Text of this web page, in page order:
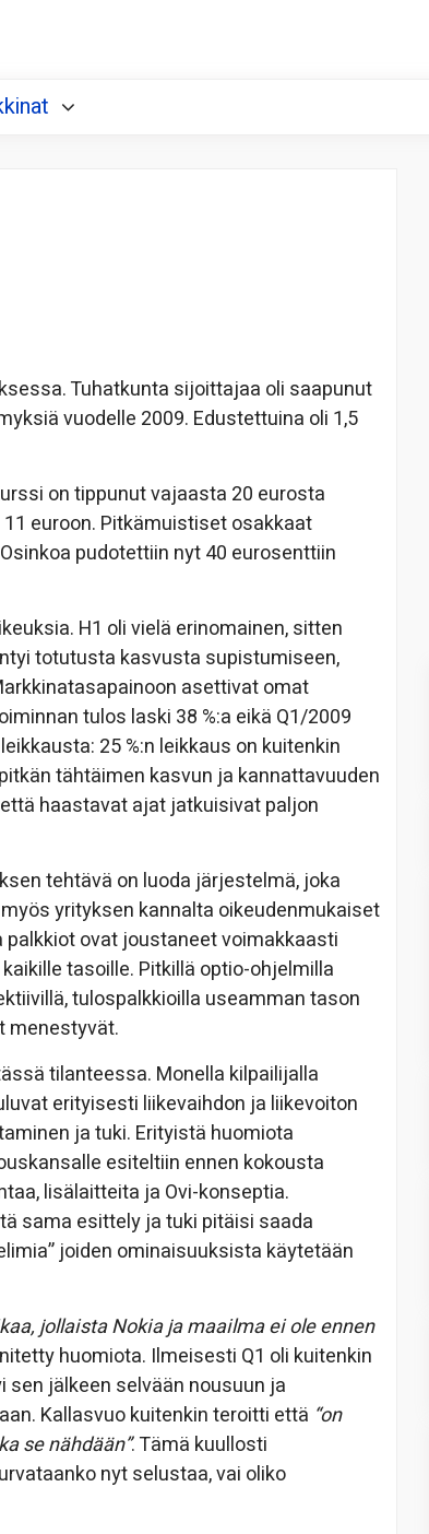
Tuhatkunta sijoittajaa oli saapunut
vuodelle 2009. Edustettuina oli 1,5
on tippunut vajaasta 20 eurosta
euroon. Pitkämuistiset osakkaat
pudotettiin nyt 40 eurosenttiin
H1 oli vielä erinomainen, sitten
totutusta kasvusta supistumiseen,
asettivat omat
tulos laski 38 %:a eikä Q1/2009
25 %:n leikkaus on kuitenkin
tähtäimen kasvun ja kannattavuuden
haastavat ajat jatkuisivat paljon
tehtävä on luoda järjestelmä, joka
yrityksen kannalta oikeudenmukaiset
ovat joustaneet voimakkaasti
tasoille. Pitkillä optio-ohjelmilla
tulospalkkioilla useamman tason
menestyvät.
tilanteessa. Monella kilpailijalla
erityisesti liikevaihdon ja liikevoiton
ja tuki. Erityistä huomiota
esiteltiin ennen kokousta
lisälaitteita ja Ovi-konseptia.
sama esittely ja tuki pitäisi saada
joiden ominaisuuksista käytetään
jollaista Nokia ja maailma ei ole ennen
huomiota. Ilmeisesti Q1 oli kuitenkin
jälkeen selvään nousuun ja
Kallasvuo kuitenkin teroitti että “on
se nähdään”. Tämä kuullosti
nyt selustaa, vai oliko